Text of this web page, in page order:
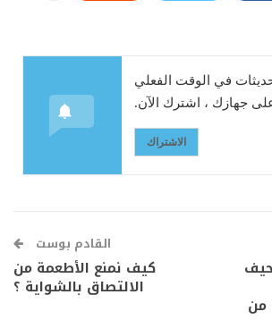
في الوقت الفعلي
جهازك ، اشترك الآن.
الاشتراك
من
القادم بوست
كيف نمنع الأطعمة من
الالتصاق بالشواية ؟